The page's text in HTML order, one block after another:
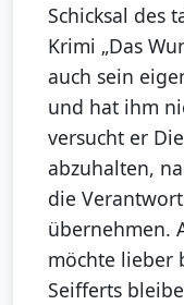
Schicksal des
Krimi „Das
auch sein
und hat ihm
versucht er
abzuhalten,
die
übernehmen.
möchte lieber
Seifferts